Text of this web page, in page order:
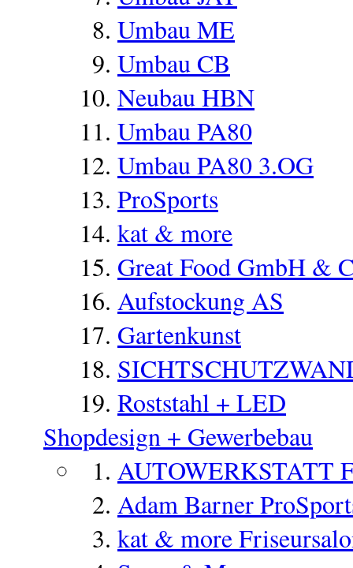
Umbau ME
Umbau CB
Neubau HBN
Umbau PA80
Umbau PA80 3.OG
ProSports
kat & more
Great Food GmbH &
Aufstockung AS
Gartenkunst
Roststahl + LED
Shopdesign + Gewerbebau
AUTOWERKSTATT
Adam Barner
kat & more